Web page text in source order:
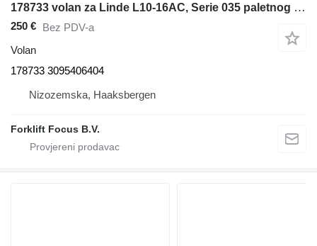
178733 volan za Linde L10-16AC, Serie 035 paletnog viljuškara
250 € Bez PDV-a
Volan
178733 3095406404
Nizozemska, Haaksbergen
Forklift Focus B.V.